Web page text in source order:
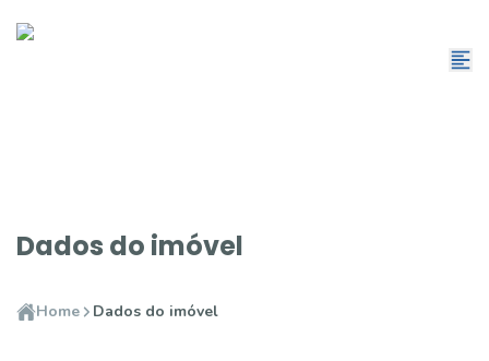
Dados do imóvel
Home Dados do imóvel